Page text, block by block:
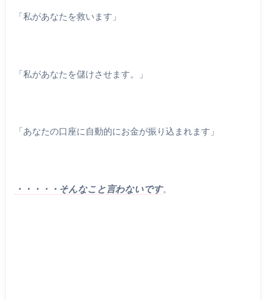
「私があなたを救います」
「私があなたを儲けさせます。」
「あなたの口座に自動的にお金が振り込まれます」
・・・・・そんなこと言わないです。